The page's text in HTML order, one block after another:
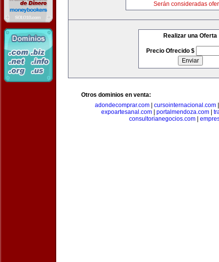
Serán consideradas
Realizar una Oferta
Precio Ofrecido $
Otros dominios en venta:
adondecomprar.com| cursointernacional.com
expoartesanal.com| portalmendoza.com|
consultorianegocios.com